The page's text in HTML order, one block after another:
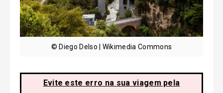
© Diego Delso | Wikimedia Commons
Evite este erro na sua viagem pela